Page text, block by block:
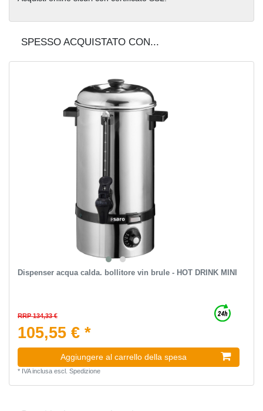
SPESSO ACQUISTATO CON...
Dispenser acqua calda. bollitore vin brule - HOT DRINK MINI
RRP 134,33 €
105,55 € *
Aggiungere al carrello della spesa
* IVA inclusaescl. Spedizione